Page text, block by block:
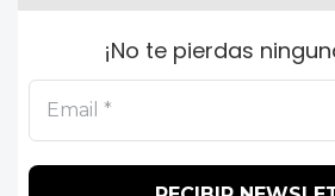
¡No te pierdas